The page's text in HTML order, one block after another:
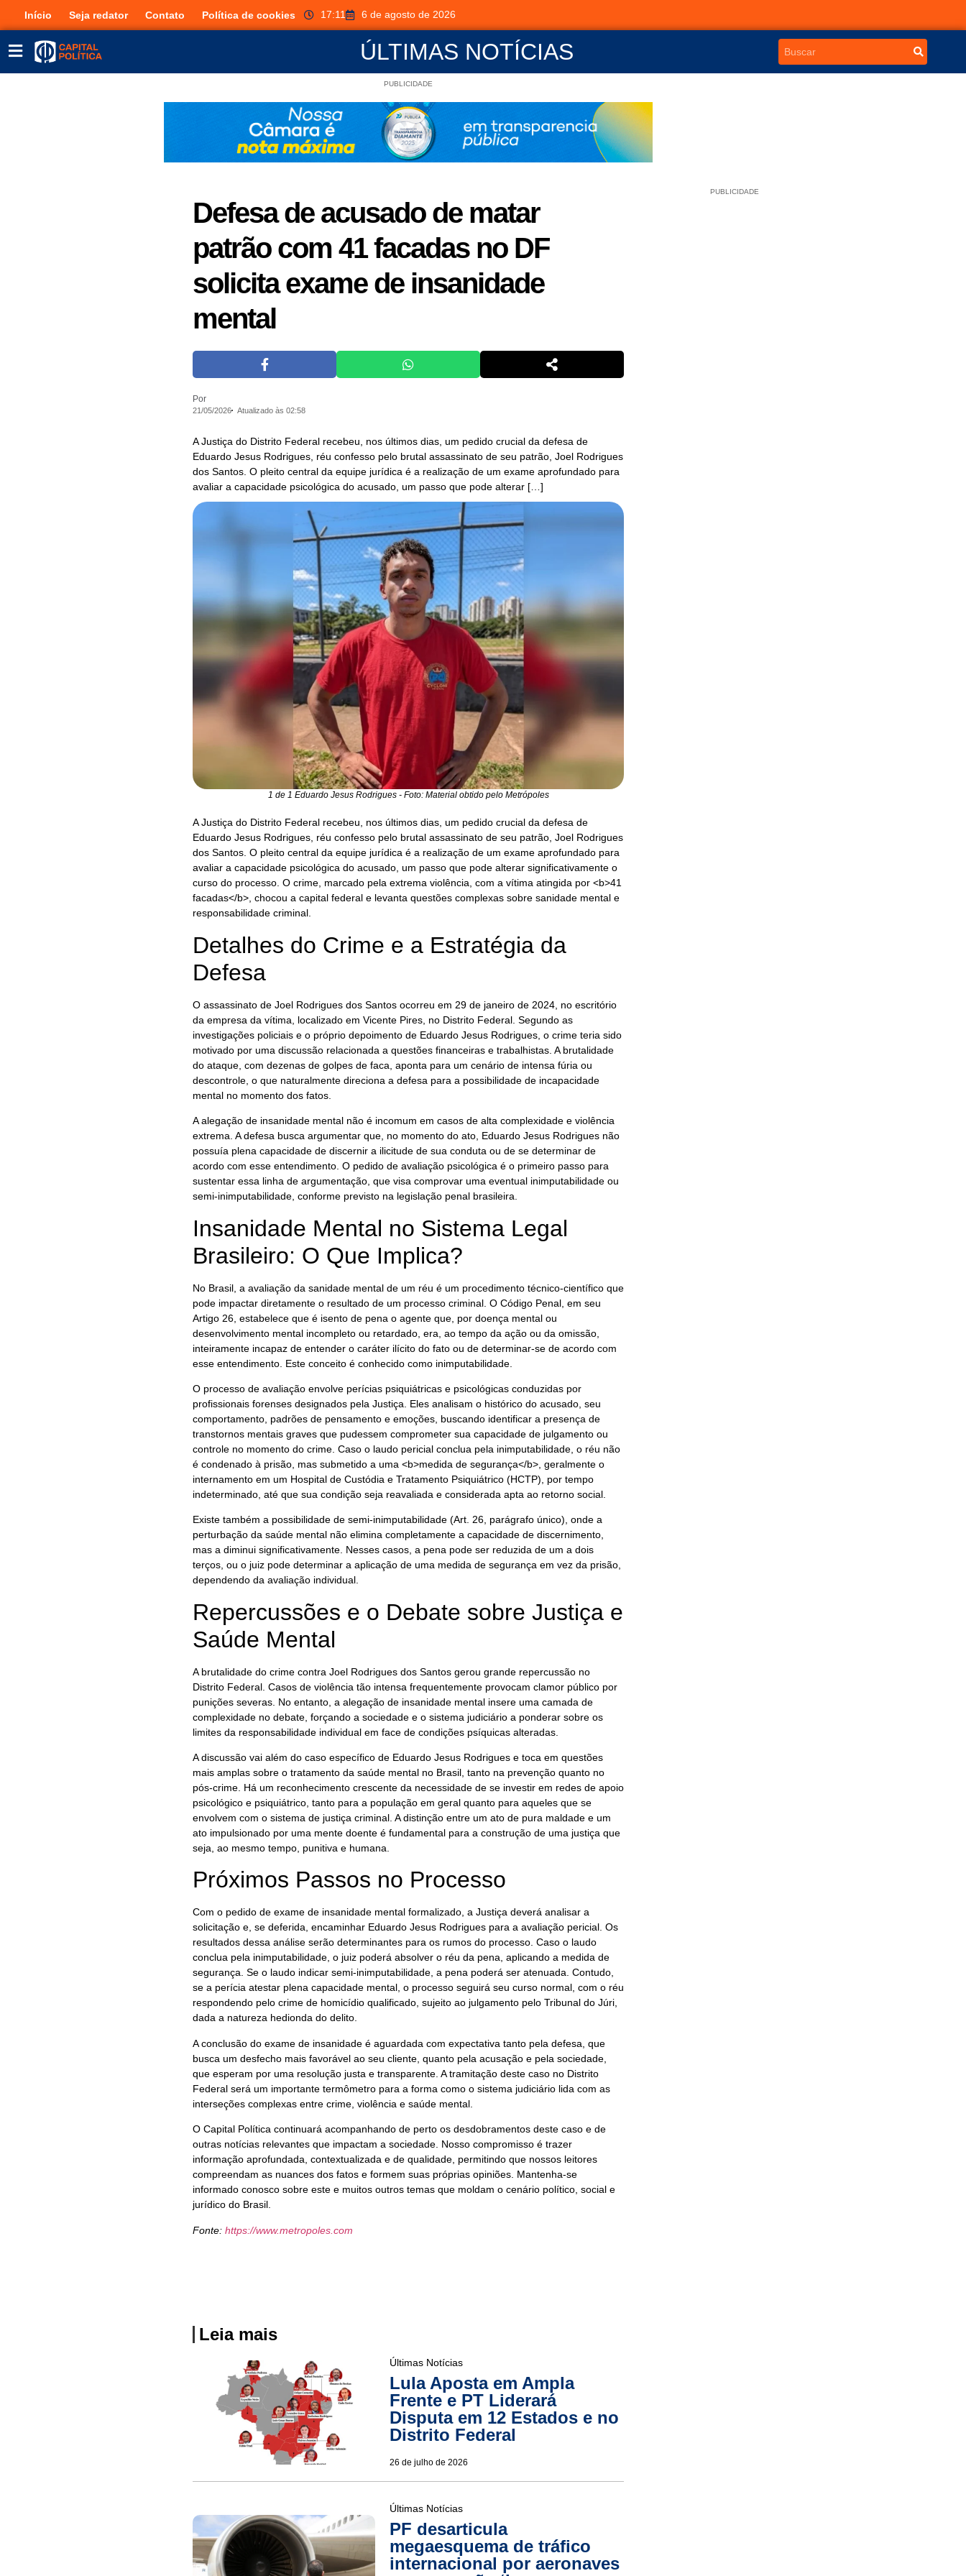
Início Seja redator Contato Política de cookies 17:11 6 de agosto de 2026
ÚLTIMAS NOTÍCIAS
PUBLICIDADE
Defesa de acusado de matar
patrão com 41 facadas no DF
solicita exame de insanidade
mental
Por
21/05/2026 Atualizado às 02:58
A Justiça do Distrito Federal recebeu, nos últimos dias, um pedido crucial da defesa de
Eduardo Jesus Rodrigues, réu confesso pelo brutal assassinato de seu patrão, Joel Rodrigues
dos Santos. O pleito central da equipe jurídica é a realização de um exame aprofundado para
avaliar a capacidade psicológica do acusado, um passo que pode alterar […]
1 de 1 Eduardo Jesus Rodrigues - Foto: Material obtido pelo Metrópoles
A Justiça do Distrito Federal recebeu, nos últimos dias, um pedido crucial da defesa de
Eduardo Jesus Rodrigues, réu confesso pelo brutal assassinato de seu patrão, Joel Rodrigues
dos Santos. O pleito central da equipe jurídica é a realização de um exame aprofundado para
avaliar a capacidade psicológica do acusado, um passo que pode alterar significativamente o
curso do processo. O crime, marcado pela extrema violência, com a vítima atingida por <b>41
facadas</b>, chocou a capital federal e levanta questões complexas sobre sanidade mental e
responsabilidade criminal.
Detalhes do Crime e a Estratégia da
Defesa
O assassinato de Joel Rodrigues dos Santos ocorreu em 29 de janeiro de 2024, no escritório
da empresa da vítima, localizado em Vicente Pires, no Distrito Federal. Segundo as
investigações policiais e o próprio depoimento de Eduardo Jesus Rodrigues, o crime teria sido
motivado por uma discussão relacionada a questões financeiras e trabalhistas. A brutalidade
do ataque, com dezenas de golpes de faca, aponta para um cenário de intensa fúria ou
descontrole, o que naturalmente direciona a defesa para a possibilidade de incapacidade
mental no momento dos fatos.
A alegação de insanidade mental não é incomum em casos de alta complexidade e violência
extrema. A defesa busca argumentar que, no momento do ato, Eduardo Jesus Rodrigues não
possuía plena capacidade de discernir a ilicitude de sua conduta ou de se determinar de
acordo com esse entendimento. O pedido de avaliação psicológica é o primeiro passo para
sustentar essa linha de argumentação, que visa comprovar uma eventual inimputabilidade ou
semi-inimputabilidade, conforme previsto na legislação penal brasileira.
Insanidade Mental no Sistema Legal
Brasileiro: O Que Implica?
No Brasil, a avaliação da sanidade mental de um réu é um procedimento técnico-científico que
pode impactar diretamente o resultado de um processo criminal. O Código Penal, em seu
Artigo 26, estabelece que é isento de pena o agente que, por doença mental ou
desenvolvimento mental incompleto ou retardado, era, ao tempo da ação ou da omissão,
inteiramente incapaz de entender o caráter ilícito do fato ou de determinar-se de acordo com
esse entendimento. Este conceito é conhecido como inimputabilidade.
O processo de avaliação envolve perícias psiquiátricas e psicológicas conduzidas por
profissionais forenses designados pela Justiça. Eles analisam o histórico do acusado, seu
comportamento, padrões de pensamento e emoções, buscando identificar a presença de
transtornos mentais graves que pudessem comprometer sua capacidade de julgamento ou
controle no momento do crime. Caso o laudo pericial conclua pela inimputabilidade, o réu não
é condenado à prisão, mas submetido a uma <b>medida de segurança</b>, geralmente o
internamento em um Hospital de Custódia e Tratamento Psiquiátrico (HCTP), por tempo
indeterminado, até que sua condição seja reavaliada e considerada apta ao retorno social.
Existe também a possibilidade de semi-inimputabilidade (Art. 26, parágrafo único), onde a
perturbação da saúde mental não elimina completamente a capacidade de discernimento,
mas a diminui significativamente. Nesses casos, a pena pode ser reduzida de um a dois
terços, ou o juiz pode determinar a aplicação de uma medida de segurança em vez da prisão,
dependendo da avaliação individual.
Repercussões e o Debate sobre Justiça e
Saúde Mental
A brutalidade do crime contra Joel Rodrigues dos Santos gerou grande repercussão no
Distrito Federal. Casos de violência tão intensa frequentemente provocam clamor público por
punições severas. No entanto, a alegação de insanidade mental insere uma camada de
complexidade no debate, forçando a sociedade e o sistema judiciário a ponderar sobre os
limites da responsabilidade individual em face de condições psíquicas alteradas.
A discussão vai além do caso específico de Eduardo Jesus Rodrigues e toca em questões
mais amplas sobre o tratamento da saúde mental no Brasil, tanto na prevenção quanto no
pós-crime. Há um reconhecimento crescente da necessidade de se investir em redes de apoio
psicológico e psiquiátrico, tanto para a população em geral quanto para aqueles que se
envolvem com o sistema de justiça criminal. A distinção entre um ato de pura maldade e um
ato impulsionado por uma mente doente é fundamental para a construção de uma justiça que
seja, ao mesmo tempo, punitiva e humana.
Próximos Passos no Processo
Com o pedido de exame de insanidade mental formalizado, a Justiça deverá analisar a
solicitação e, se deferida, encaminhar Eduardo Jesus Rodrigues para a avaliação pericial. Os
resultados dessa análise serão determinantes para os rumos do processo. Caso o laudo
conclua pela inimputabilidade, o juiz poderá absolver o réu da pena, aplicando a medida de
segurança. Se o laudo indicar semi-inimputabilidade, a pena poderá ser atenuada. Contudo,
se a perícia atestar plena capacidade mental, o processo seguirá seu curso normal, com o réu
respondendo pelo crime de homicídio qualificado, sujeito ao julgamento pelo Tribunal do Júri,
dada a natureza hedionda do delito.
A conclusão do exame de insanidade é aguardada com expectativa tanto pela defesa, que
busca um desfecho mais favorável ao seu cliente, quanto pela acusação e pela sociedade,
que esperam por uma resolução justa e transparente. A tramitação deste caso no Distrito
Federal será um importante termômetro para a forma como o sistema judiciário lida com as
interseções complexas entre crime, violência e saúde mental.
O Capital Política continuará acompanhando de perto os desdobramentos deste caso e de
outras notícias relevantes que impactam a sociedade. Nosso compromisso é trazer
informação aprofundada, contextualizada e de qualidade, permitindo que nossos leitores
compreendam as nuances dos fatos e formem suas próprias opiniões. Mantenha-se
informado conosco sobre este e muitos outros temas que moldam o cenário político, social e
jurídico do Brasil.
Fonte: https://www.metropoles.com
Leia mais
Últimas Notícias
Lula Aposta em Ampla
Frente e PT Liderará
Disputa em 12 Estados e no
Distrito Federal
26 de julho de 2026
Últimas Notícias
PF desarticula
megaesquema de tráfico
internacional por aeronaves
PUBLICIDADE